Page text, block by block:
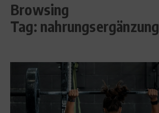
Browsing
Tag: nahrungsergänzung